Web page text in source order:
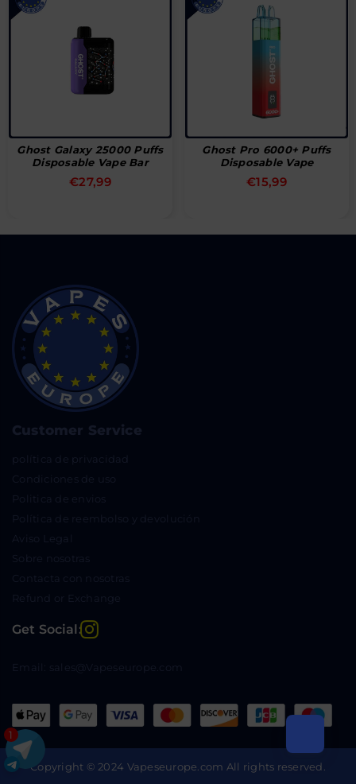
Ghost Galaxy 25000 Puffs
Disposable Vape Bar
Precio
€27,99
Ghost Pro 6000+ Puffs
Disposable Vape
Precio
€15,99
Customer Service
política de privacidad
Condiciones de uso
Politica de envios
Política de reembolso y devolución
Aviso Legal
Sobre nosotras
Contacta con nosotras
Refund or Exchange
Get Social: Instagram
Email: sales@Vapeseurope.com
Copyright © 2024 Vapeseurope.com All rights reserved.
1